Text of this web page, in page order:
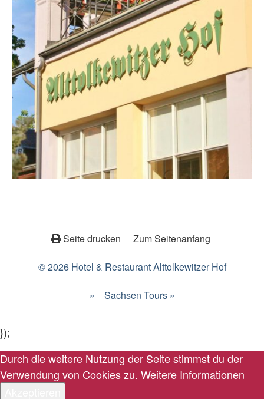
Seite drucken Zum Seitenanfang
© 2026 Hotel & Restaurant Alttolkewitzer Hof
» Sachsen Tours »
});
Durch die weitere Nutzung der Seite stimmst du der
Verwendung von Cookies zu. Weitere Informationen